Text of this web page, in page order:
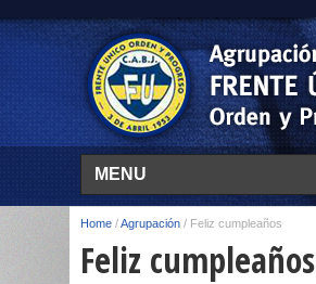
MENU
Home /Agrupación / Feliz cumpleaños
Feliz cumpleaños